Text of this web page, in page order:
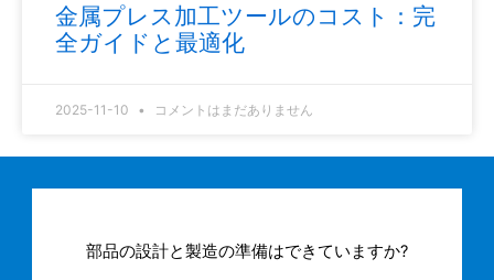
金属プレス加工ツールのコスト：完
全ガイドと最適化
2025-11-10 コメントはまだありません
部品の設計と製造の準備はできていますか?